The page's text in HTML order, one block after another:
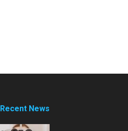
Recent News